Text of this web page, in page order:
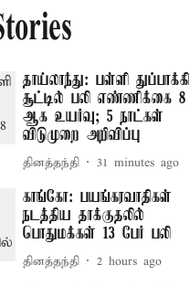
தாய்லாந்து: பள்ளி துப்பாக்கி
சூட்டில் பலி எண்ணிக்கை 8
ஆக உயர்வு; 5 நாட்கள்
விடுமுறை அறிவிப்பு
தினத்தந்தி 31 minutes ago
காங்கோ: பயங்கரவாதிகள்
நடத்திய தாக்குதலில்
பொதுமக்கள் 13 பேர் பலி
தினத்தந்தி 2 hours ago